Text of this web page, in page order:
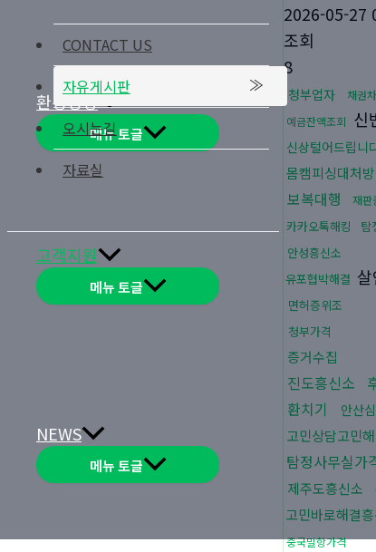
환경경영
메뉴 토글
고객지원
메뉴 토글
NEWS
메뉴 토글
CONTACT US
자유게시판
오시는길
자료실
2026-05-27
조회
8
청부업자 채권
예금잔액조회 신
신상털어드립니
몸캠피싱대처
보복대행 재판
카카오톡해킹 탐
안성흥신소
유포협박해결
면허증위조
청부가격
증거수집
진도흥신소
환치기
안산
고민상담고민
탐정사무실가
제주도흥신소
고민바로해결
중국밀항가격